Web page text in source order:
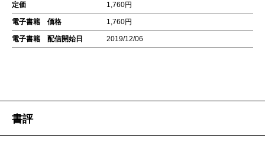
定価 1,760円
電子書籍 価格 1,760円
電子書籍 配信開始日 2019/12/06
書評